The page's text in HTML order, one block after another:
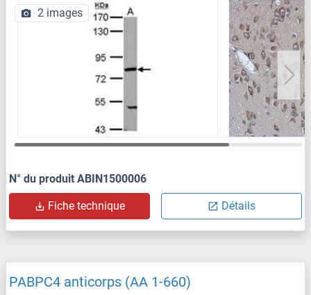
2 images
N° du produit ABIN1500006
Fiche technique Détails
PABPC4 anticorps (AA 1-660)